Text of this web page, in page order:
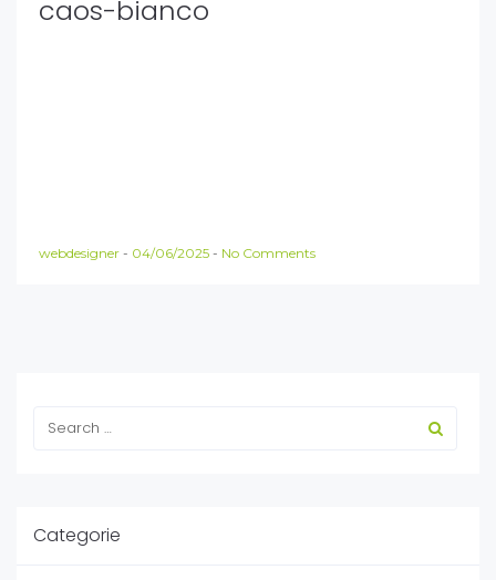
caos-bianco
webdesigner - 04/06/2025 - No Comments
Categorie